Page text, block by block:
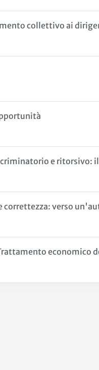
collettivo ai
e ritorsivo:
correttezza: verso
economico